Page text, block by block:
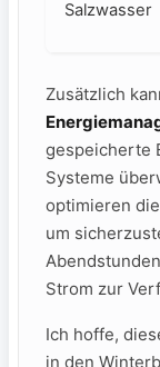
Salzwasser
Zusätzlich
gespeicherte
Systeme
optimieren
um
Strom zur
Ich hoffe,⁢
in den‌